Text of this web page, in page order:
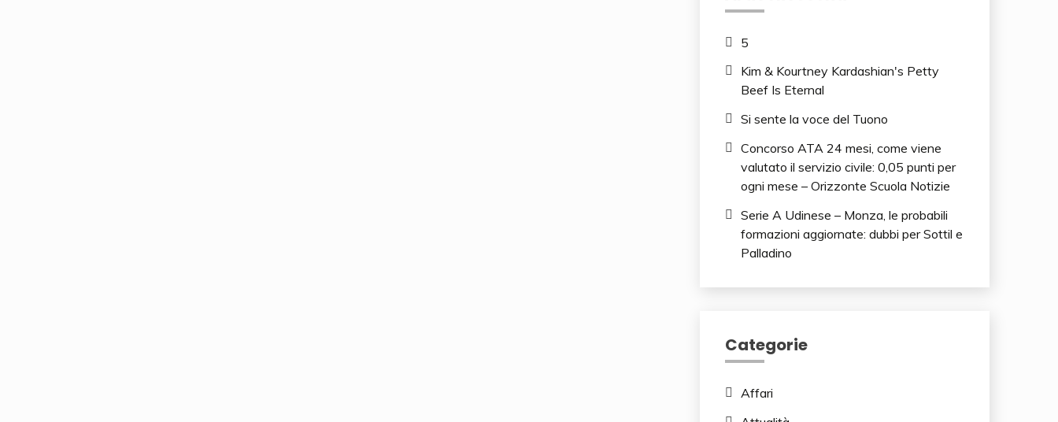
5
Kim & Kourtney Kardashian's Petty
Beef Is Eternal
Si sente la voce del Tuono
Concorso ATA 24 mesi, come viene
valutato il servizio civile: 0,05 punti per
ogni mese – Orizzonte Scuola Notizie
Serie A Udinese – Monza, le probabili
formazioni aggiornate: dubbi per Sottil e
Palladino
Categorie
Affari